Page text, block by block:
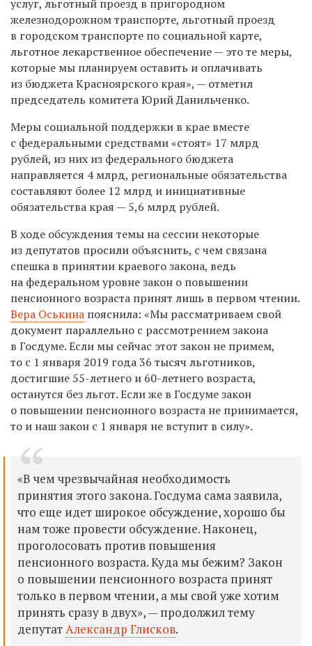
услуг, льготный проезд в пригородном
железнодорожном транспорте, льготный проезд
в городском транспорте по социальной карте,
льготное лекарственное обеспечение — это те меры,
которые мы планируем оставить и оплачивать
из бюджета Красноярского края», — отметил
председатель комитета Юрий Данильченко.
Меры социальной поддержки в крае вместе
с федеральными средствами «стоят» 17 млрд
рублей, из них из федерального бюджета
направляется 4 млрд, региональные обязательства
составляют более 12 млрд и инициативные
обязательства края — 5,6 млрд рублей.
В ходе обсуждения темы на сессии некоторые
из депутатов просили объяснить, с чем связана
спешка в принятии краевого закона, ведь
на федеральном уровне закон о повышении
пенсионного возраста принят лишь в первом чтении.
Вера Оськина пояснила: «Мы рассматриваем свой
документ параллельно с рассмотрением закона
в Госдуме. Если мы сейчас этот закон не примем,
то с 1 января 2019 года 36 тысяч льготников,
достигшие 55-летнего и 60-летнего возраста,
останутся без льгот. Если же в Госдуме закон
о повышении пенсионного возраста не принимается,
то и наш закон с 1 января не вступит в силу».
«В чем чрезвычайная необходимость
принятия этого закона. Госдума сама заявила,
что еще идет широкое обсуждение, хорошо бы
нам тоже провести обсуждение. Наконец,
проголосовать против повышения
пенсионного возраста. Куда мы бежим? Закон
о повышении пенсионного возраста принят
только в первом чтении, а мы свой уже хотим
принять сразу в двух», — продолжил тему
депутатАлександр Глисков.